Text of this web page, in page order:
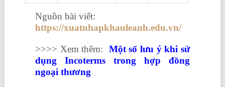
Nguồn bài viết:
https://xuatnhapkhauleanh.edu.vn/
>>>> Xem thêm: Một số lưu ý khi sử
dụng Incoterms trong hợp đồng
ngoại thương